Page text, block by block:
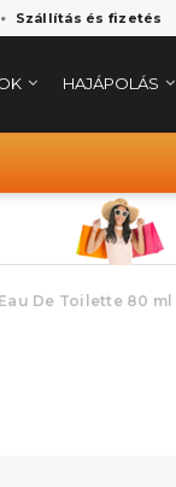
Szállítás és fizetés
HAJÁPOLÁS
De Toilette 80 ml